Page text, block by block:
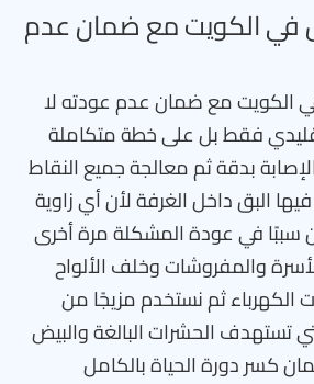
في الكويت مع ضمان عدم
الكويت مع ضمان عدم عودته لا
فقط بل على خطة متكاملة
بدقة ثم معالجة جميع النقاط
البق داخل الغرفة لأن أي زاوية
سببًا في عودة المشكلة مرة أخرى
والمفروشات وخلف الألواح
الكهرباء ثم نستخدم مزيجًا من
تستهدف الحشرات البالغة والبيض
كسر دورة الحياة بالكامل